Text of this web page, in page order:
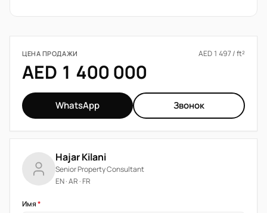
ЦЕНА ПРОДАЖИ AED 1 497 / ft²
AED 1 400 000
WhatsApp Звонок
Hajar Kilani
Senior Property Consultant
EN · AR · FR
Имя*